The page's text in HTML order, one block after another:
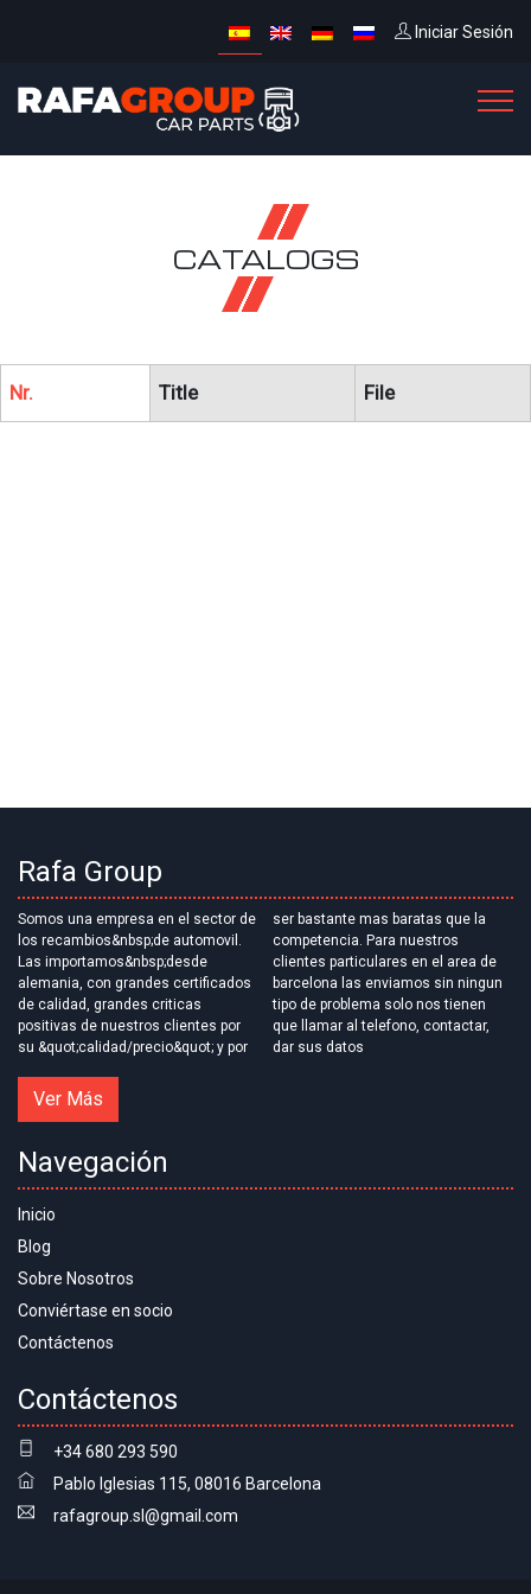
Iniciar Sesión
CATALOGS
Nr. Title File
Rafa Group
Somos una empresa en el sector de
los recambios&nbsp;de automovil.
Las importamos&nbsp;desde
alemania, con grandes certificados
de calidad, grandes criticas
positivas de nuestros clientes por
su &quot;calidad/precio&quot; y por
ser bastante mas baratas que la
competencia. Para nuestros
clientes particulares en el area de
barcelona las enviamos sin ningun
tipo de problema solo nos tienen
que llamar al telefono, contactar,
dar sus datos
Ver Más
Navegación
Inicio
Blog
Sobre Nosotros
Conviértase en socio
Contáctenos
Contáctenos
+34 680 293 590
Pablo Iglesias 115, 08016 Barcelona
rafagroup.sl@gmail.com